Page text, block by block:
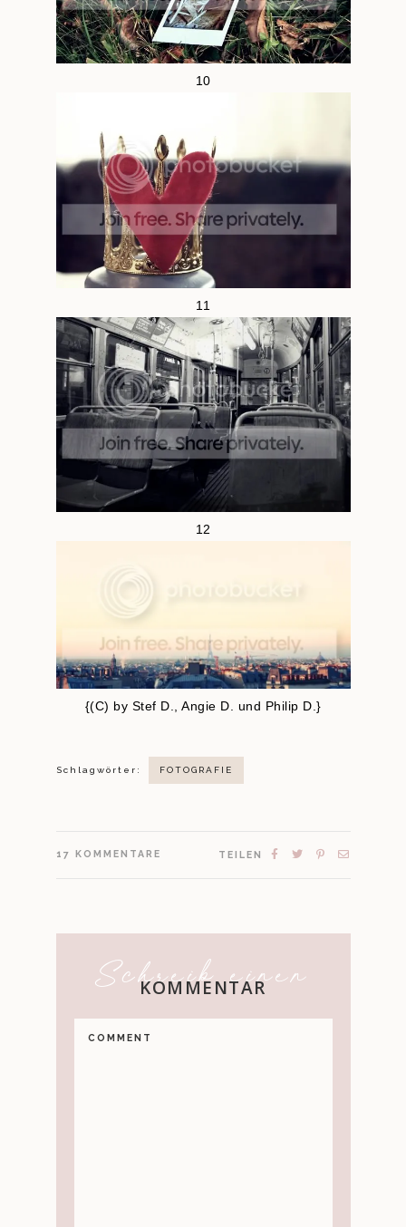
10
11
12
{(C) by Stef D., Angie D. und Philip D.}
Schlagwörter: FOTOGRAFIE
17 KOMMENTARE TEILEN
Schreib einen
KOMMENTAR